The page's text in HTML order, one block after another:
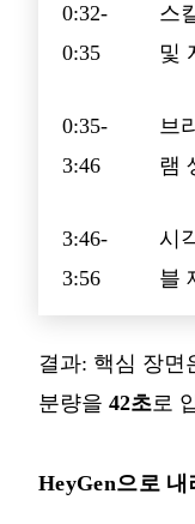
0:32-
0:35
스
및
0:35-
3:46
브
램
3:46-
3:56
시
블
결과: 핵심 장면
분량을 42초로
HeyGen으로